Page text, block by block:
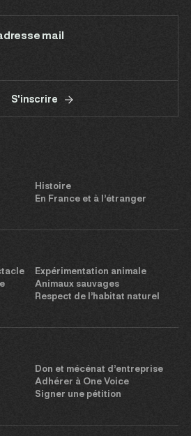
mail
S'inscrire
Histoire
En France et à l’étranger
Expérimentation animale
Animaux sauvages
Respect de l’habitat naturel
Don et mécénat d’entreprise
Adhérer à One Voice
Signer une pétition